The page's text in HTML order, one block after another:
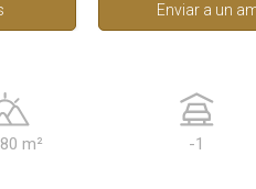
Enviar a un
m² -1